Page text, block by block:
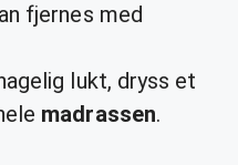
fjernes med
lukt, dryss et
madrassen.